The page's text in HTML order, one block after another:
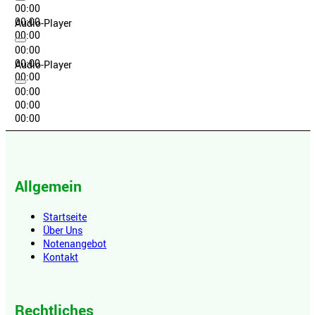
00:00
00:00
00:00
Audio-Player
00:00
00:00
00:00
Audio-Player
00:00
00:00
00:00
Allgemein
Startseite
Über Uns
Notenangebot
Kontakt
Rechtliches